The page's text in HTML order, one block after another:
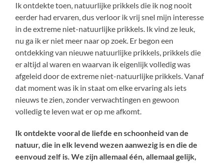
Ik ontdekte toen, natuurlijke prikkels die ik nog nooit
eerder had ervaren, dus verloor ik vrij snel mijn interesse
in de extreme niet-natuurlijke prikkels. Ik vind ze leuk,
nu ga ik er niet meer naar op zoek. Er begon een
ontdekking van nieuwe natuurlijke prikkels, prikkels die
er altijd al waren en waarvan ik eigenlijk volledig was
afgeleid door de extreme niet-natuurlijke prikkels. Vanaf
dat moment was ik in staat om elke ervaring als iets
nieuws te zien, zonder verwachtingen en gewoon
volledig te leven wat er op me afkomt.
Ik ontdekte vooral de liefde en schoonheid van de
natuur, die in elk levend wezen aanwezig is en die de
eenvoud zelf is. We zijn allemaal één, allemaal gelijk,